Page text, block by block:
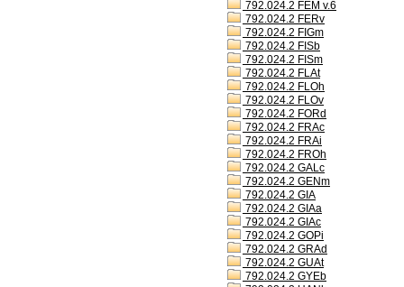
792.024.2 FEM v.6
792.024.2 FERv
792.024.2 FIGm
792.024.2 FISb
792.024.2 FISm
792.024.2 FLAt
792.024.2 FLOh
792.024.2 FLOv
792.024.2 FORd
792.024.2 FRAc
792.024.2 FRAi
792.024.2 FROh
792.024.2 GALc
792.024.2 GENm
792.024.2 GIA
792.024.2 GIAa
792.024.2 GIAc
792.024.2 GOPi
792.024.2 GRAd
792.024.2 GUAt
792.024.2 GYEb